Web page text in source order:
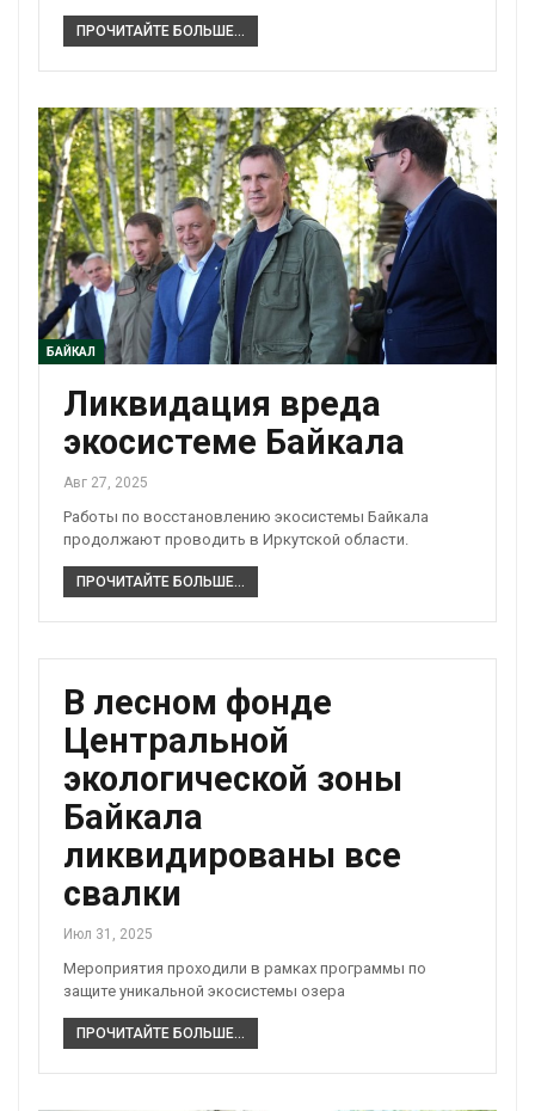
ПРОЧИТАЙТЕ БОЛЬШЕ...
БАЙКАЛ
Ликвидация вреда
экосистеме Байкала
Авг 27, 2025
Работы по восстановлению экосистемы Байкала
продолжают проводить в Иркутской области.
ПРОЧИТАЙТЕ БОЛЬШЕ...
В лесном фонде
Центральной
экологической зоны
Байкала
ликвидированы все
свалки
Июл 31, 2025
Мероприятия проходили в рамках программы по
защите уникальной экосистемы озера
ПРОЧИТАЙТЕ БОЛЬШЕ...